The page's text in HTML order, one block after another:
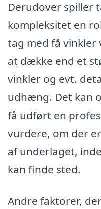
Derudover spiller
kompleksitet en
tag med få
at dække end et
vinkler og evt.
udhæng. Det kan
få udført en
vurdere, om der
af underlaget,
kan finde sted.
Andre faktorer,